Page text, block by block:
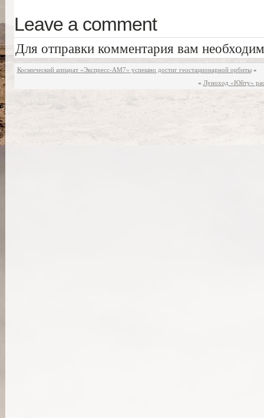
Leave a comment
Для отправки комментария вам
Космический аппарат «Экспресс-АМ7» успешно достиг геостационарной орбиты»
« Луноход «Юйту»